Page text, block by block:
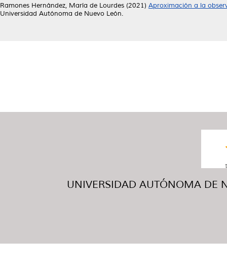
Ramones Hernández, María de Lourdes (2021) Aproximación a la
Universidad Autónoma de Nuevo León.
UNIVERSIDAD AUTÓNOMA DE